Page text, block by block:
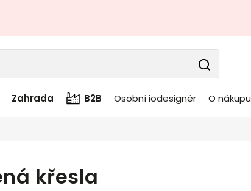
Zahrada B2B Osobní iodesignér O nákupu
křesla